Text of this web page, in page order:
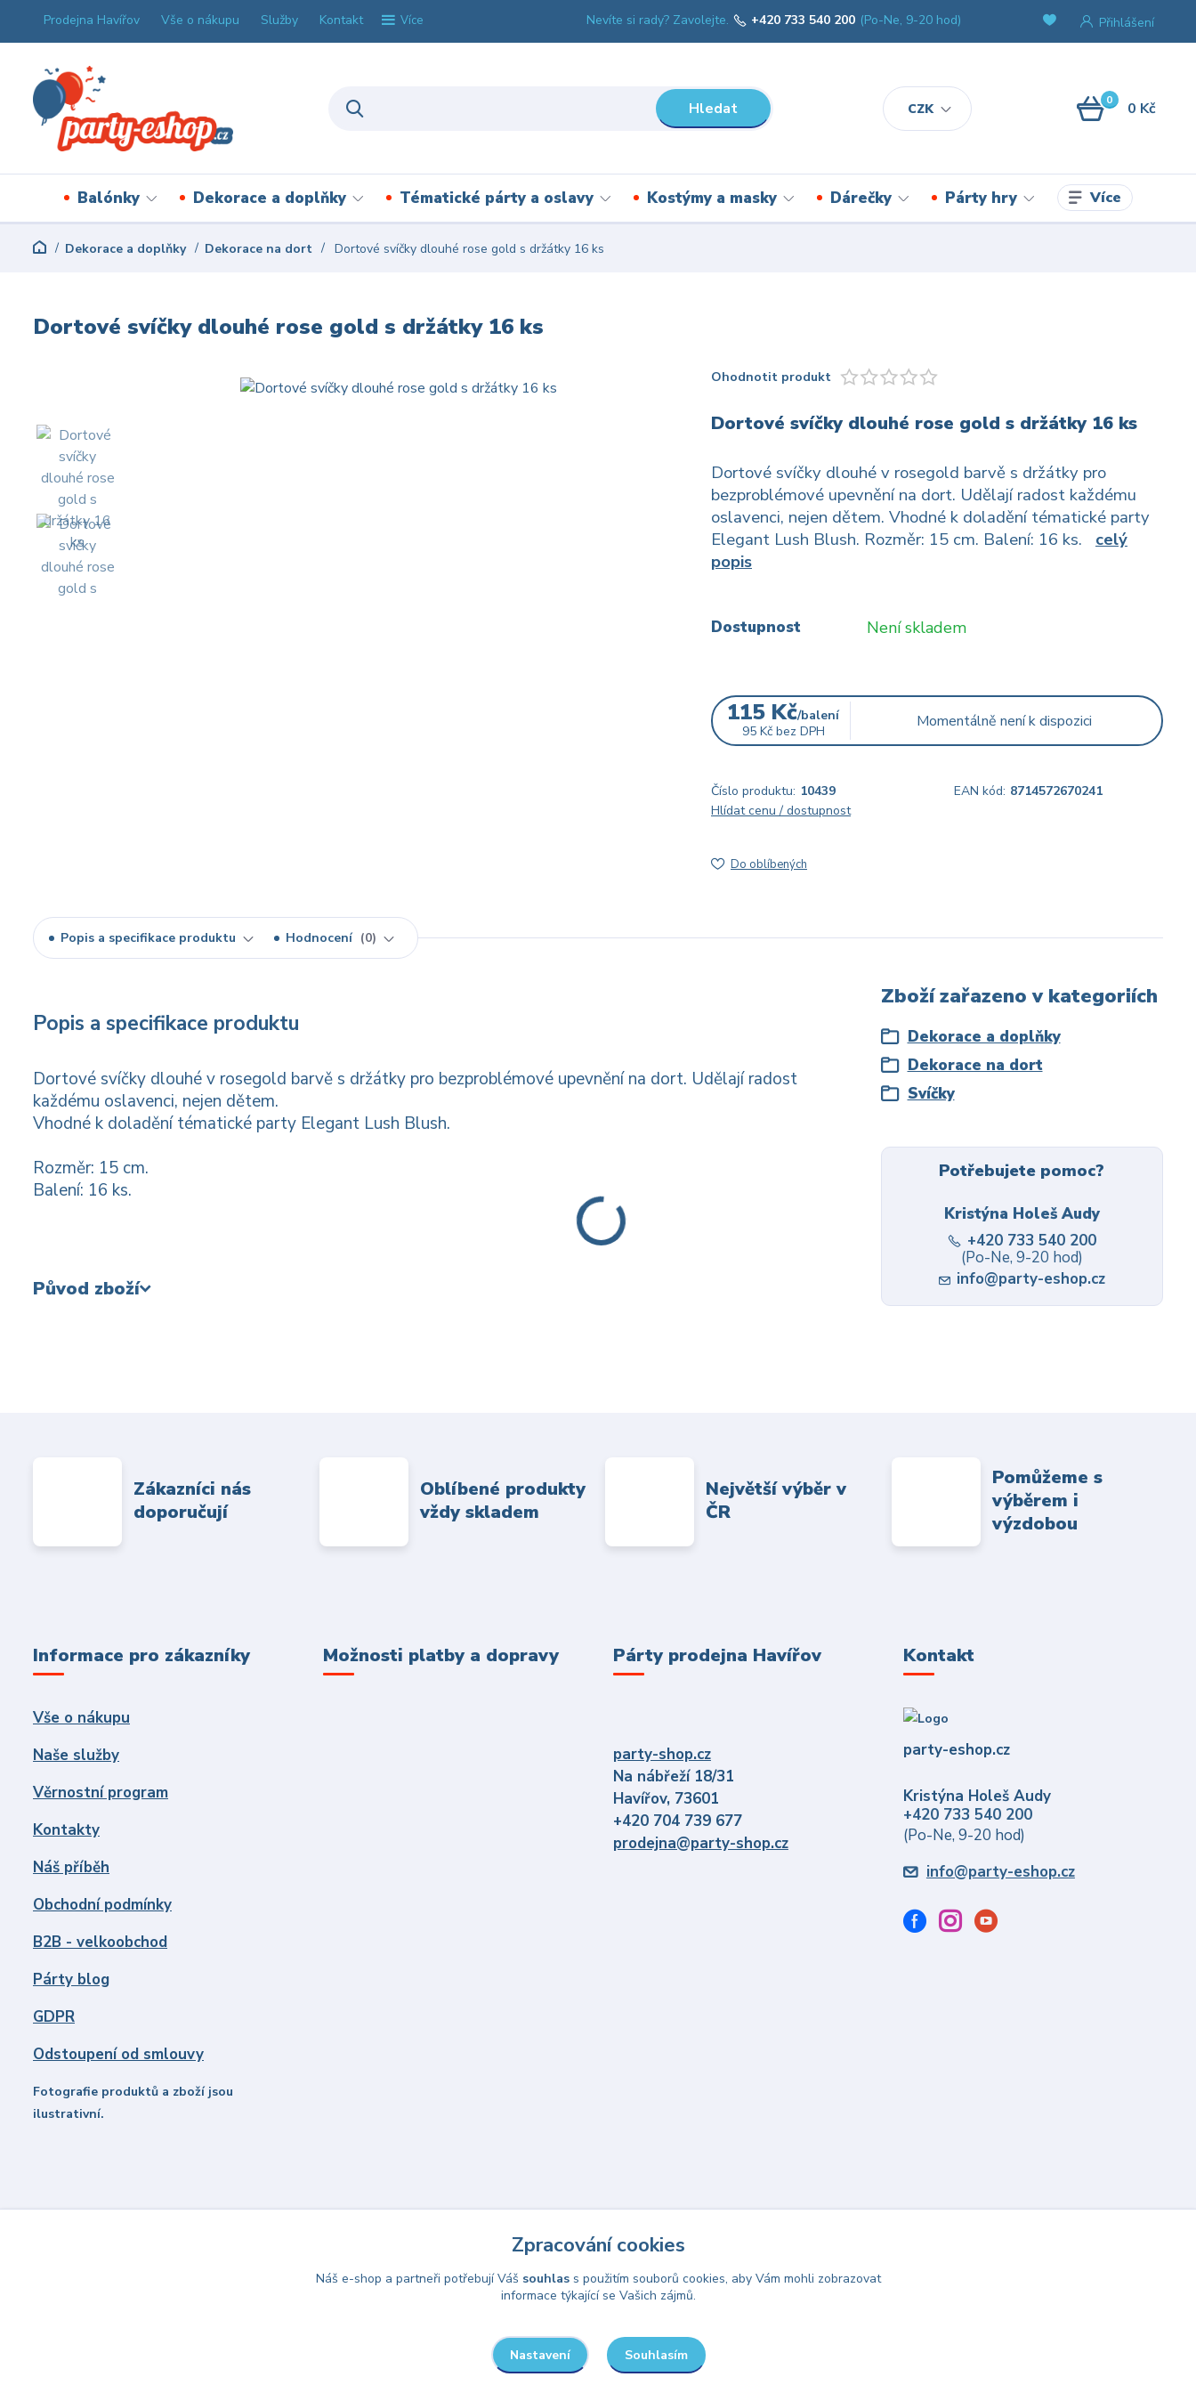
Prodejna Havířov Vše o nákupu Služby Kontakt Více
CZK
Přihlášení
Hledat
Nevíte si rady? Zavolejte. +420 733 540 200 (Po-Ne, 9-20 hod)
0 0 Kč
Balónky Dekorace a doplňky Tématické párty a oslavy Kostýmy a masky Dárečky Párty hry Více
Dekorace a doplňky Dekorace na dort Dortové svíčky dlouhé rose gold s držátky 16 ks
Dortové svíčky dlouhé rose gold s držátky 16 ks
Ohodnotit produkt
Dortové svíčky dlouhé rose gold s držátky 16 ks
Dortové svíčky dlouhé v rosegold barvě s držátky pro
bezproblémové upevnění na dort. Udělají radost každému
oslavenci, nejen dětem. Vhodné k doladění tématické party
Elegant Lush Blush. Rozměr: 15 cm. Balení: 16 ks. celý
popis
Dostupnost Není skladem
115 Kč/balení
95 Kč bez DPH
Momentálně není k dispozici
Číslo produktu: 10439 EAN kód: 8714572670241
Hlídat cenu / dostupnost
Do oblíbených
Popis a specifikace produktu Hodnocení 0
Popis a specifikace produktu
Dortové svíčky dlouhé v rosegold barvě s držátky pro bezproblémové upevnění na dort. Udělají radost
každému oslavenci, nejen dětem.
Vhodné k doladění tématické party Elegant Lush Blush.
Rozměr: 15 cm.
Balení: 16 ks.
Původ zboží
Zboží zařazeno v kategoriích
Dekorace a doplňky
Dekorace na dort
Svíčky
Potřebujete pomoc?
Kristýna Holeš Audy
+420 733 540 200
(Po-Ne, 9-20 hod)
info@party-eshop.cz
Zákazníci nás
doporučují
Oblíbené produkty
vždy skladem
Největší výběr v
ČR
Pomůžeme s
výběrem i
výzdobou
Informace pro zákazníky
Vše o nákupu
Naše služby
Věrnostní program
Kontakty
Náš příběh
Obchodní podmínky
B2B - velkoobchod
Párty blog
GDPR
Odstoupení od smlouvy
Fotografie produktů a zboží jsou
ilustrativní.
Možnosti platby a dopravy Párty prodejna Havířov
party-shop.cz
Na nábřeží 18/31
Havířov, 73601
+420 704 739 677
prodejna@party-shop.cz
Kontakt
party-eshop.cz
Kristýna Holeš Audy
+420 733 540 200
(Po-Ne, 9-20 hod)
info@party-eshop.cz
Upravit sběr cookies.
Zpracování cookies
Náš e-shop a partneři potřebují Váš souhlass použitím souborů cookies, aby Vám mohli zobrazovat
informace týkající se Vašich zájmů.
Nastavení Souhlasím